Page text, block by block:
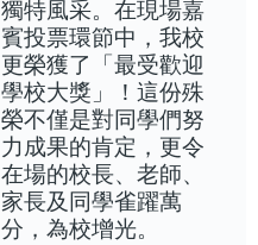
獨特風采。在現場嘉
賓投票環節中，我校
更榮獲了「最受歡迎
學校大獎」！這份殊
榮不僅是對同學們努
力成果的肯定，更令
在場的校長、老師、
家長及同學雀躍萬
分，為校增光。